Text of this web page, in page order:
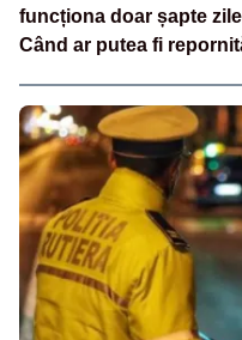
funcționa doar șapte
Când ar putea fi